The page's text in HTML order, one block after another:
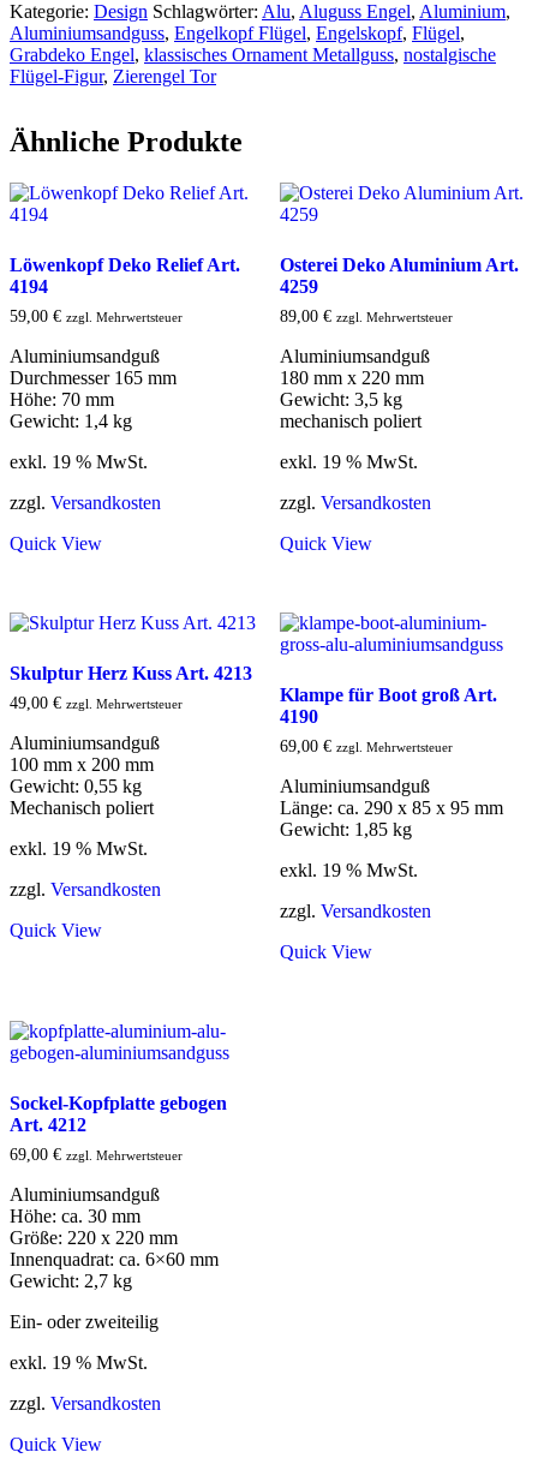
Kategorie: Design Schlagwörter: Alu, Aluguss Engel, Aluminium,
Aluminiumsandguss, Engelkopf Flügel, Engelskopf, Flügel,
Grabdeko Engel, klassisches Ornament Metallguss, nostalgische
Flügel-Figur, Zierengel Tor
Ähnliche Produkte
Löwenkopf Deko Relief Art.
4194
59,00 € zzgl. Mehrwertsteuer
Aluminiumsandguß
Durchmesser 165 mm
Höhe: 70 mm
Gewicht: 1,4 kg
exkl. 19 % MwSt.
zzgl. Versandkosten
Quick View
Osterei Deko Aluminium Art.
4259
89,00 € zzgl. Mehrwertsteuer
Aluminiumsandguß
180 mm x 220 mm
Gewicht: 3,5 kg
mechanisch poliert
exkl. 19 % MwSt.
zzgl. Versandkosten
Quick View
Skulptur Herz Kuss Art. 4213
49,00 € zzgl. Mehrwertsteuer
Aluminiumsandguß
100 mm x 200 mm
Gewicht: 0,55 kg
Mechanisch poliert
exkl. 19 % MwSt.
zzgl. Versandkosten
Quick View
Klampe für Boot groß Art.
4190
69,00 € zzgl. Mehrwertsteuer
Aluminiumsandguß
Länge: ca. 290 x 85 x 95 mm
Gewicht: 1,85 kg
exkl. 19 % MwSt.
zzgl. Versandkosten
Quick View
Sockel-Kopfplatte gebogen
Art. 4212
69,00 € zzgl. Mehrwertsteuer
Aluminiumsandguß
Höhe: ca. 30 mm
Größe: 220 x 220 mm
Innenquadrat: ca. 6×60 mm
Gewicht: 2,7 kg
Ein- oder zweiteilig
exkl. 19 % MwSt.
zzgl. Versandkosten
Quick View